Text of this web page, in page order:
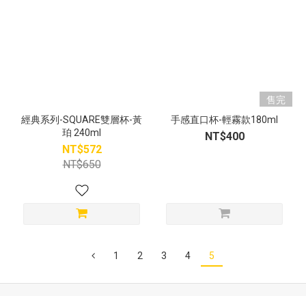
經典系列-SQUARE雙層杯-黃
珀 240ml
NT$572
NT$650
售完
手感直口杯-輕霧款180ml
NT$400
1 2 3 4 5